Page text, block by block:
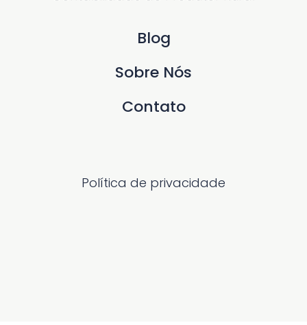
Blog
Sobre Nós
Contato
Política de privacidade